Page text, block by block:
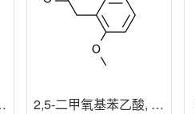
Cs) ,-
2,5-二甲氧基苯乙酸, 95%